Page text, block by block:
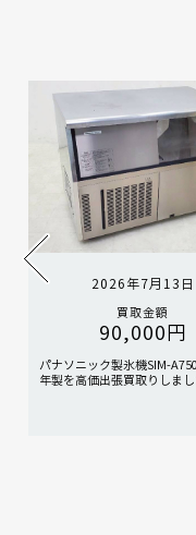
2026年7月13日
買取金額
90,000円
パナソニック製氷機SIM-
年製を高価出張買取りしまし